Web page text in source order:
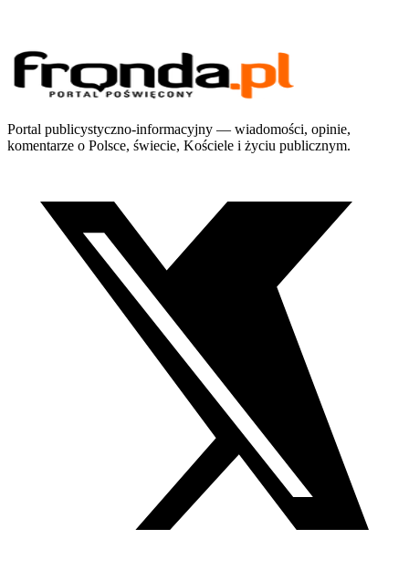
Portal publicystyczno-informacyjny — wiadomości, opinie,
komentarze o Polsce, świecie, Kościele i życiu publicznym.